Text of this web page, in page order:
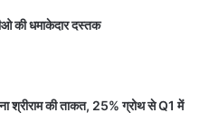
की धमाकेदार दस्तक
श्रीराम की ताकत, 25% ग्रोथ से Q1 में